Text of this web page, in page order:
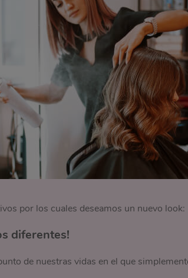
por los cuales deseamos un nuevo look:
diferentes!
de nuestras vidas en el que